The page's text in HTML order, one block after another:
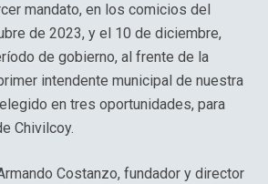
mandato, en los comicios del
de 2023, y el 10 de diciembre,
de gobierno, al frente de la
intendente municipal de nuestra
en tres oportunidades, para
Chivilcoy.
Costanzo, fundador y director